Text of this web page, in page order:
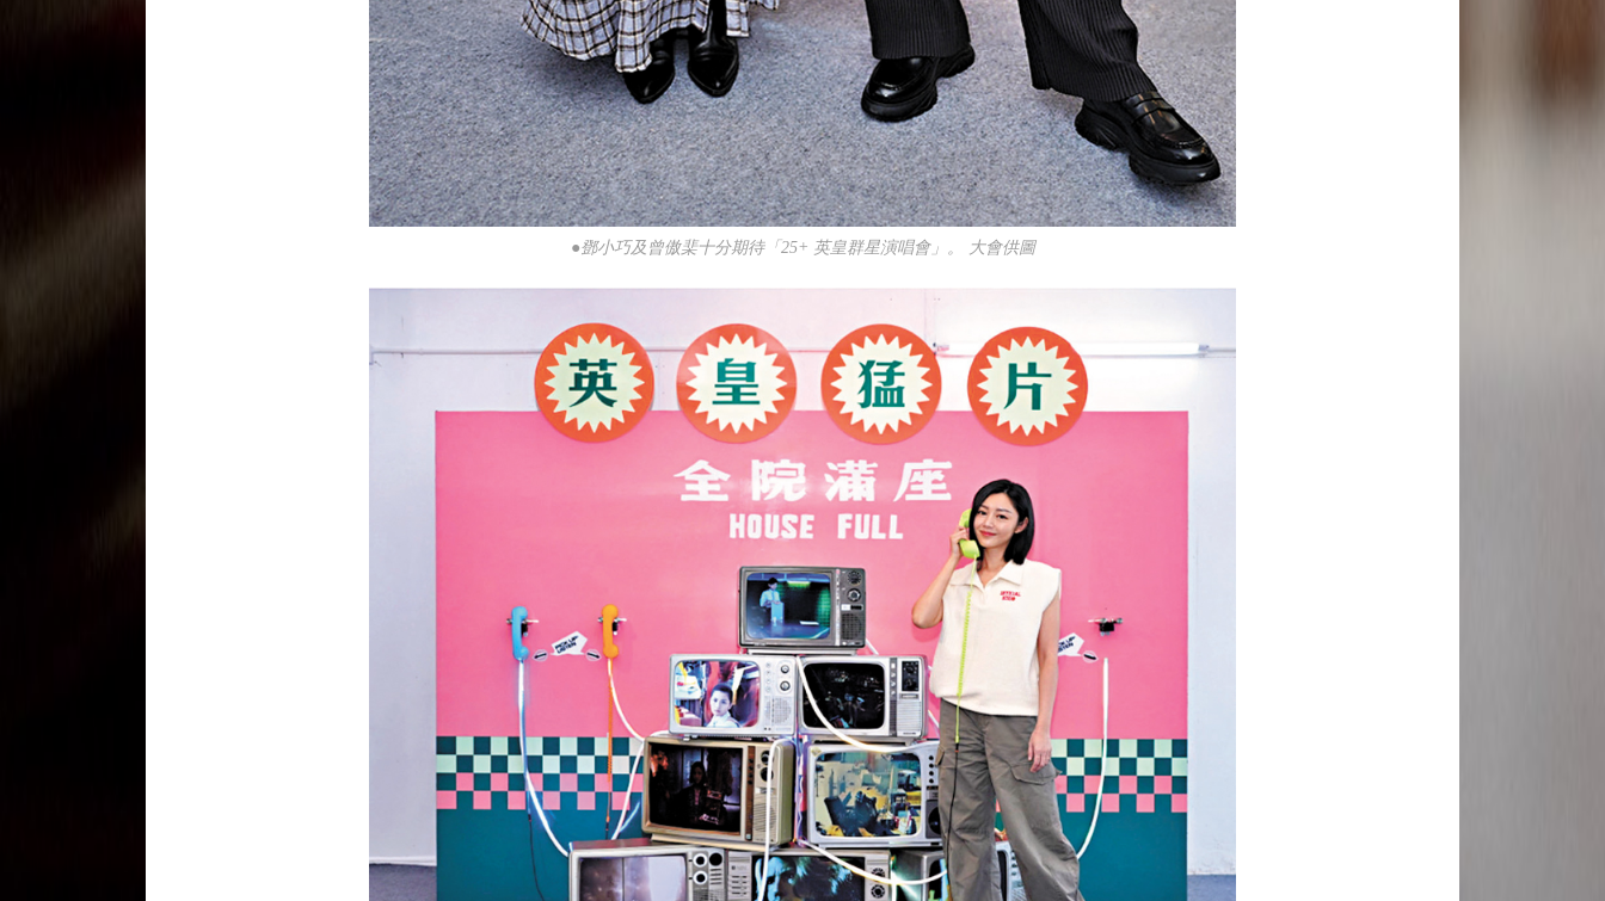
●鄧小巧及曾傲棐十分期待「25+ 英皇群星演唱會」。 大會供圖